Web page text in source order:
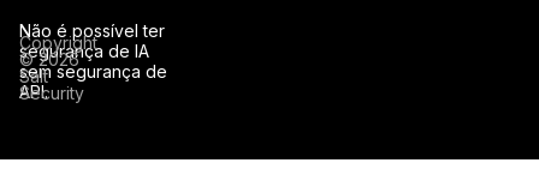
Não é possível ter
segurança de IA
sem segurança de
API.
Copyright
© 2026
Salt
Security